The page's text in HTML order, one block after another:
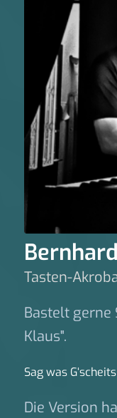
Bernhard
Tasten-
Bastelt gerne
Klaus".
Sag was G‘scheits
Die Version